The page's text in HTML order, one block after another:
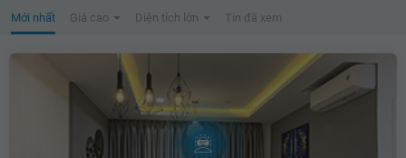
Mới nhất Giá cao Diện tích lớn Tin đã xem